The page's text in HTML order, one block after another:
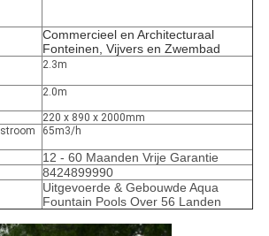
Commercieel en Architecturaal
Fonteinen, Vijvers en Zwembad
2.3m
2.0m
220 x 890 x 2000mm
65m3/h
12 - 60 Maanden Vrije Garantie
8424899990
Uitgevoerde & Gebouwde Aqua
Fountain Pools Over 56 Landen